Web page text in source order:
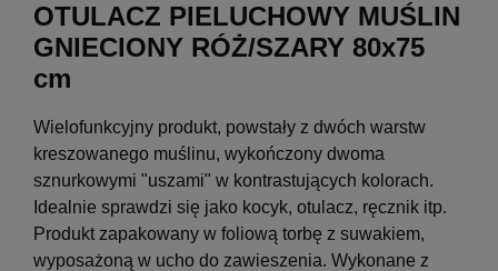
OTULACZ PIELUCHOWY MUŚLIN
GNIECIONY RÓŻ/SZARY 80x75
cm
Wielofunkcyjny produkt, powstały z dwóch warstw
kreszowanego muślinu, wykończony dwoma
sznurkowymi "uszami" w kontrastujących kolorach.
Idealnie sprawdzi się jako kocyk, otulacz, ręcznik itp.
Produkt zapakowany w foliową torbę z suwakiem,
wyposażoną w ucho do zawieszenia. Wykonane z